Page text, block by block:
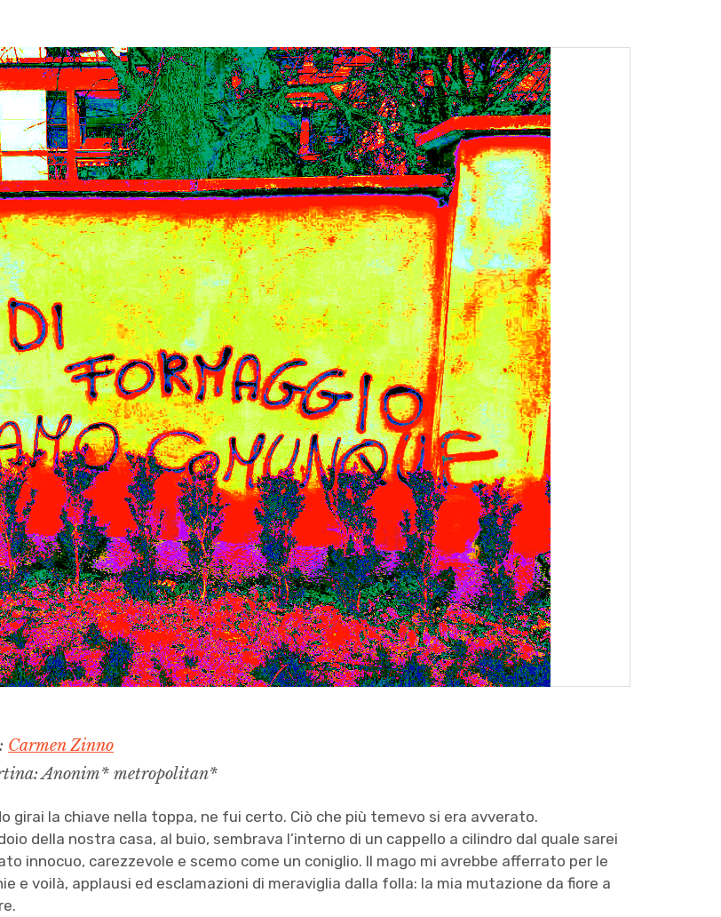
CarmenZinno
Anonim* metropolitan*
girai la chiave nella toppa, ne fui certo. Ciò che più temevo si era avverato.
della nostra casa, al buio, sembrava l’interno di un cappello a cilindro dal quale sarei
innocuo, carezzevole e scemo come un coniglio. Il mago mi avrebbe afferrato per le
e voilà, applausi ed esclamazioni di meraviglia dalla folla: la mia mutazione da fiore a